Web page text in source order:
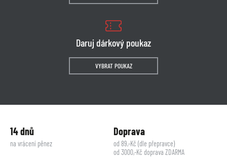
Daruj dárkový poukaz
VYBRAT POUKAZ
14 dnů
na vrácení pěnez
Doprava
od 89,-Kč (dle přepravce)
od 3000,-Kč doprava ZDARMA